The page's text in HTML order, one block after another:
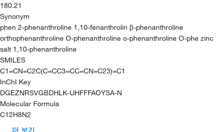
180.21
Synonym
phen 2-phenanthroline 1,10-fenanthrolin β-phenanthroline
orthophenanthroline O-phenanthroline o-phenanthroline O-phe zinc
salt 1,10-phenanthroline
SMILES
C1=CN=C2C(C=CC3=CC=CN=C23)=C1
InChI Key
DGEZNRSVGBDHLK-UHFFFAOYSA-N
Molecular Formula
C12H8N2
더 보기